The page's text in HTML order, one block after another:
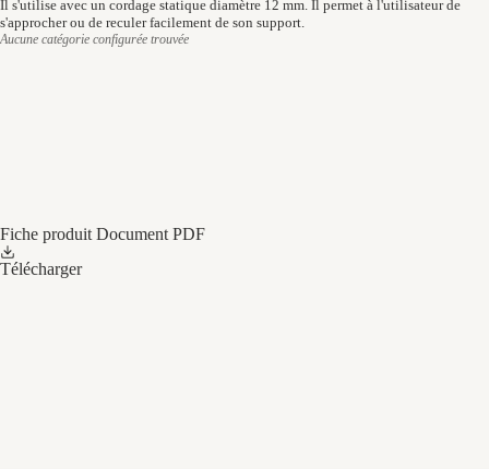
Il s'utilise avec un cordage statique diamètre 12 mm. Il permet à l'utilisateur de
s'approcher ou de reculer facilement de son support.
Aucune catégorie configurée trouvée
Fiche produit Document PDF
Télécharger